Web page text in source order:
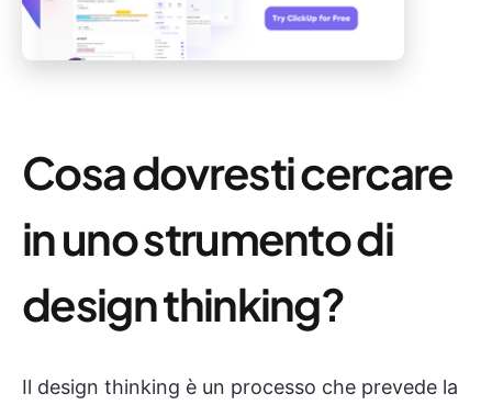
Cosa dovresti cercare
in uno strumento di
design thinking?
Il design thinking è un processo che prevede la